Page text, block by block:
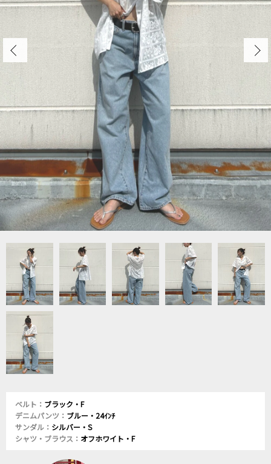
ベルト： ブラック・F
デニムパンツ： ブルー・24ｲﾝﾁ
サンダル： シルバー・S
シャツ・ブラウス： オフホワイト・F